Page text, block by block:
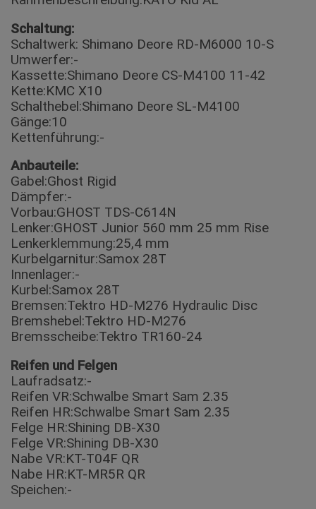
Schaltung:
Schaltwerk: Shimano Deore RD-M6000 10-S
Umwerfer:-
Kassette:Shimano Deore CS-M4100 11-42
Kette:KMC X10
Schalthebel:Shimano Deore SL-M4100
Gänge:10
Kettenführung:-
Anbauteile:
Gabel:Ghost Rigid
Dämpfer:-
Vorbau:GHOST TDS-C614N
Lenker:GHOST Junior 560 mm 25 mm Rise
Lenkerklemmung:25,4 mm
Kurbelgarnitur:Samox 28T
Innenlager:-
Kurbel:Samox 28T
Bremsen:Tektro HD-M276 Hydraulic Disc
Bremshebel:Tektro HD-M276
Bremsscheibe:Tektro TR160-24
Reifen und Felgen
Laufradsatz:-
Reifen VR:Schwalbe Smart Sam 2.35
Reifen HR:Schwalbe Smart Sam 2.35
Felge HR:Shining DB-X30
Felge VR:Shining DB-X30
Nabe VR:KT-T04F QR
Nabe HR:KT-MR5R QR
Speichen:-